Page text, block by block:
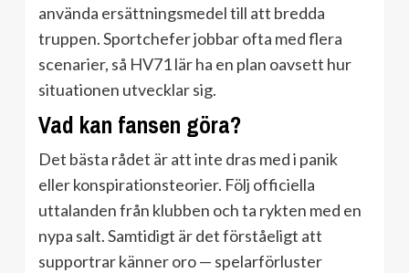
använda ersättningsmedel till att bredda
truppen. Sportchefer jobbar ofta med flera
scenarier, så HV71 lär ha en plan oavsett hur
situationen utvecklar sig.
Vad kan fansen göra?
Det bästa rådet är att inte dras med i panik
eller konspirationsteorier. Följ officiella
uttalanden från klubben och ta rykten med en
nypa salt. Samtidigt är det förståeligt att
supportrar känner oro — spelarförluster